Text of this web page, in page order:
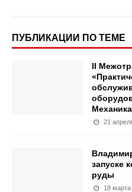
ПУБЛИКАЦИИ ПО ТЕМЕ
II
21
запуске
руды
18 марта